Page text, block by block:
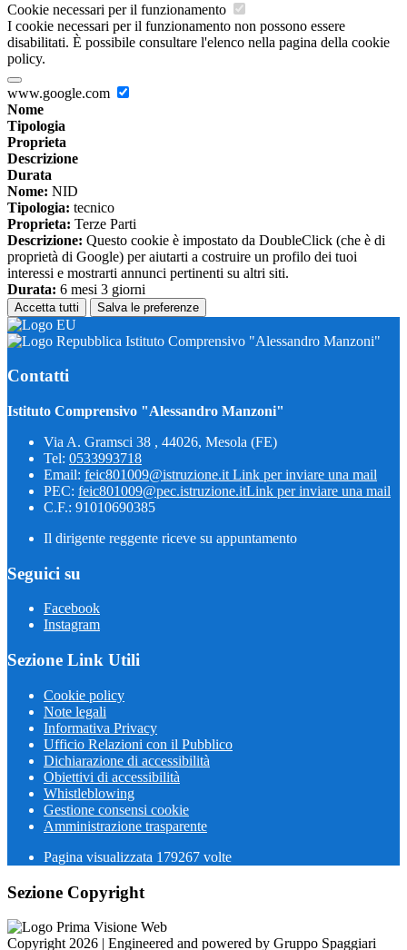
Cookie necessari per il funzionamento
I cookie necessari per il funzionamento non possono essere
disabilitati. È possibile consultare l'elenco nella pagina della cookie
policy.
www.google.com
Nome
Tipologia
Proprieta
Descrizione
Durata
Nome: NID
Tipologia: tecnico
Proprieta: Terze Parti
Descrizione: Questo cookie è impostato da DoubleClick (che è di
proprietà di Google) per aiutarti a costruire un profilo dei tuoi
interessi e mostrarti annunci pertinenti su altri siti.
Durata: 6 mesi 3 giorni
Accetta tutti Salva le preferenze
Istituto Comprensivo "Alessandro Manzoni"
Contatti
Istituto Comprensivo "Alessandro Manzoni"
Via A. Gramsci 38 , 44026, Mesola (FE)
Tel: 0533993718
Email: feic801009@istruzione.it Link per inviare una mail
PEC: feic801009@pec.istruzione.itLink per inviare una mail
C.F.: 91010690385
Il dirigente reggente riceve su appuntamento
Seguici su
Facebook
Instagram
Sezione Link Utili
Cookie policy
Note legali
Informativa Privacy
Ufficio Relazioni con il Pubblico
Dichiarazione di accessibilità
Obiettivi di accessibilità
Whistleblowing
Gestione consensi cookie
Amministrazione trasparente
Pagina visualizzata 179267 volte
Sezione Copyright
Copyright 2026 | Engineered and powered by Gruppo Spaggiari